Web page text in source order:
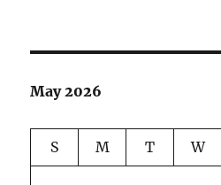
May 2026
S M T W